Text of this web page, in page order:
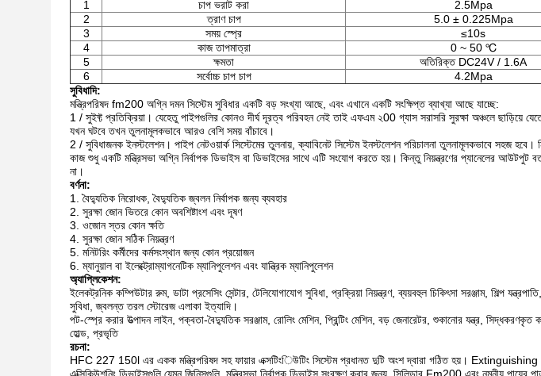
1
চাপ ভরাট করা
2.5Mpa
2
ত্রাণ চাপ
5.0 ± 0.225Mpa
3
সময় স্প্রে
≤10s
4
কাজ তাপমাত্রা
0 ~ 50 ℃
5
ক্ষমতা
অতিরিক্ত DC24V / 1.6A
6
সর্বোচ্চ চাপ চাপ
4.2Mpa
সুবিধাদি:
মন্ত্রিপরিষদ fm200 অগ্নি দমন সিস্টেম সুবিধার একটি বড় সংখ্যা আছে, এবং এখানে একটি সংক্ষিপ্ত ব্যাখ্যা আছে যাচ্ছে:
1 / সুইফ্ট প্রতিক্রিয়া। যেহেতু পাইপগুলির কোনও দীর্ঘ দূরত্ব পরিবহন নেই তাই এফএম ২00 গ্যাস সরাসরি সুরক্ষা অঞ্চলে ছাড়িয়ে
যখন ঘটবে তখন তুলনামূলকভাবে আরও বেশি সময় বাঁচাবে।
2 / সুবিধাজনক ইনস্টলেশন। পাইপ নেটওয়ার্ক সিস্টেমের তুলনায়, ক্যাবিনেট সিস্টেম ইনস্টলেশন পরিচালনা তুলনামূলকভাবে সহজ হবে।
কাজ শুধু একটি মন্ত্রিসভা অগ্নি নির্বাপক ডিভাইস বা ডিভাইসের সাথে এটি সংযোগ করতে হয়। কিন্তু নিয়ন্ত্রণের প্যানেলের আউটপুট
না।
বর্ণনা:
1. বৈদ্যুতিক নিরোধক, বৈদ্যুতিক জ্বলন নির্বাপক জন্য ব্যবহার
2. সুরক্ষা জোন ভিতরে কোন অবশিষ্টাংশ এবং দূষণ
3. ওজোন স্তর কোন ক্ষতি
4. সুরক্ষা জোন সঠিক নিয়ন্ত্রণ
5. মনিটরিং কর্মীদের কর্মসংস্থান জন্য কোন প্রয়োজন
6. ম্যানুয়াল বা ইলেক্ট্রোম্যাগনেটিক ম্যানিপুলেশন এবং যান্ত্রিক ম্যানিপুলেশন
অ্যাপ্লিকেশন:
ইলেকট্রনিক কম্পিউটার রুম, ডাটা প্রসেসিং সেন্টার, টেলিযোগাযোগ সুবিধা, প্রক্রিয়া নিয়ন্ত্রণ, ব্যয়বহুল চিকিৎসা সরঞ্জাম, শিল্প
সুবিধা, জ্বলন্ত তরল স্টোরেজ এলাকা ইত্যাদি।
পট-স্প্রে করার উত্পাদন লাইন, পক্বতা-বৈদ্যুতিক সরঞ্জাম, রোলিং মেশিন, প্রিন্টিং মেশিন, বড় জেনারেটর, শুকানোর যন্ত্র, সিদ্ধকরণকৃত
হোল্ড, প্রভৃতি
রচনা:
HFC 227 150l এর একক মন্ত্রিপরিষদ সহ ফায়ার এক্সটিংিউটিং সিস্টেম প্রধানত দুটি অংশ দ্বারা গঠিত হয়। Extinguishing